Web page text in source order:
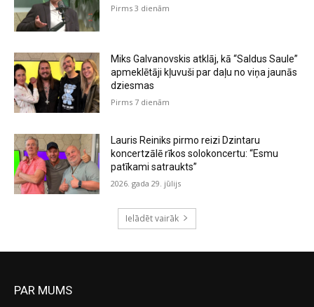
Pirms 3 dienām
Miks Galvanovskis atklāj, kā “Saldus Saule”
apmeklētāji kļuvuši par daļu no viņa jaunās
dziesmas
Pirms 7 dienām
Lauris Reiniks pirmo reizi Dzintaru
koncertzālē rīkos solokoncertu: “Esmu
patīkami satraukts”
2026. gada 29. jūlijs
Ielādēt vairāk
PAR MUMS